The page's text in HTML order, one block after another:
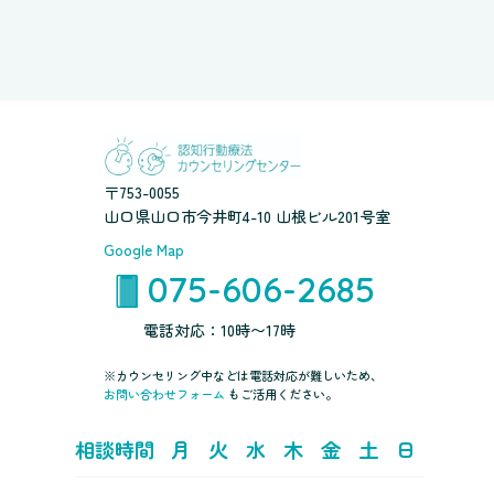
〒753-0055
山口県山口市今井町4-10 山根ビル201号室
Google Map
075-606-2685
電話対応：10時〜17時
※カウンセリング中などは電話対応が難しいため、
お問い合わせフォーム もご活用ください。
相談時間 月 火 水 木 金 土 日